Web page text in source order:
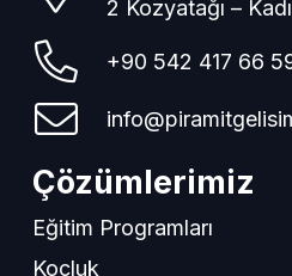
2 Kozyatağı –
+90 542 417 66
Çözümlerimiz
Eğitim Programları
Koçluk